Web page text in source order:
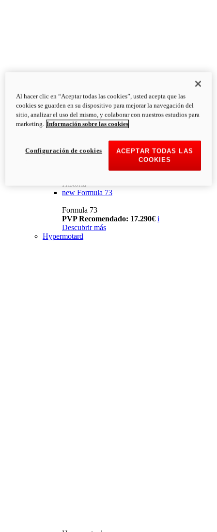
Historia
new Formula 73
Formula 73
PVP Recomendado: 17.290€ i
Descubrir más
Hypermotard
Al hacer clic en “Aceptar todas las cookies”, usted acepta que las
cookies se guarden en su dispositivo para mejorar la navegación del
sitio, analizar el uso del mismo, y colaborar con nuestros estudios para
marketing. Información sobre las cookies
ACEPTAR TODAS LAS
COOKIES
Configuración de cookies